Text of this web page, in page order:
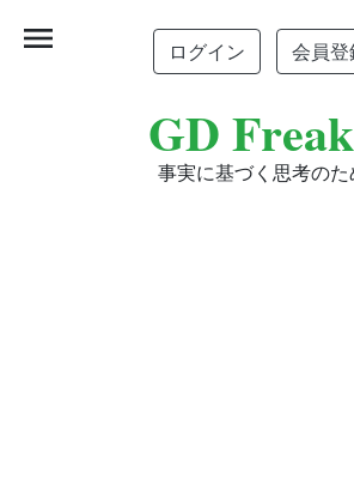
ログイン 会員登
GD Freak
事実に基づく思考のた
menu